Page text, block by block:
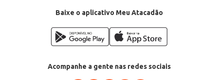
Baixe o aplicativo Meu Atacadão
Acompanhe a gente nas redes sociais